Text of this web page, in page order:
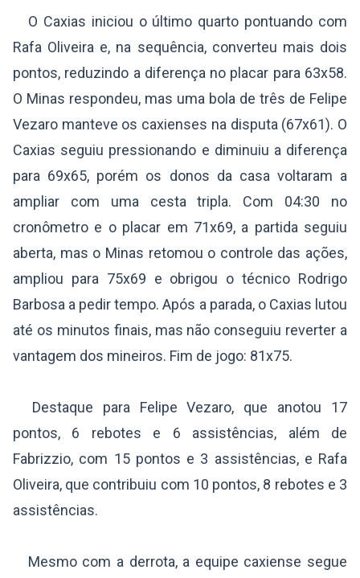
O Caxias iniciou o último quarto pontuando com
Rafa Oliveira e, na sequência, converteu mais dois
pontos, reduzindo a diferença no placar para 63x58.
O Minas respondeu, mas uma bola de três de Felipe
Vezaro manteve os caxienses na disputa (67x61). O
Caxias seguiu pressionando e diminuiu a diferença
para 69x65, porém os donos da casa voltaram a
ampliar com uma cesta tripla. Com 04:30 no
cronômetro e o placar em 71x69, a partida seguiu
aberta, mas o Minas retomou o controle das ações,
ampliou para 75x69 e obrigou o técnico Rodrigo
Barbosa a pedir tempo. Após a parada, o Caxias lutou
até os minutos finais, mas não conseguiu reverter a
vantagem dos mineiros. Fim de jogo: 81x75.
Destaque para Felipe Vezaro, que anotou 17
pontos, 6 rebotes e 6 assistências, além de
Fabrizzio, com 15 pontos e 3 assistências, e Rafa
Oliveira, que contribuiu com 10 pontos, 8 rebotes e 3
assistências.
Mesmo com a derrota, a equipe caxiense segue